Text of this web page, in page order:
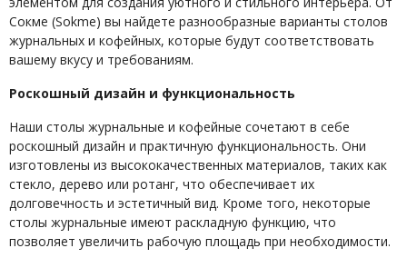
Сокме (Sokme) вы найдете разнообразные варианты столов
журнальных и кофейных, которые будут соответствовать
вашему вкусу и требованиям.
Роскошный дизайн и функциональность
Наши столы журнальные и кофейные сочетают в себе
роскошный дизайн и практичную функциональность. Они
изготовлены из высококачественных материалов, таких как
стекло, дерево или ротанг, что обеспечивает их
долговечность и эстетичный вид. Кроме того, некоторые
столы журнальные имеют раскладную функцию, что
позволяет увеличить рабочую площадь при необходимости.